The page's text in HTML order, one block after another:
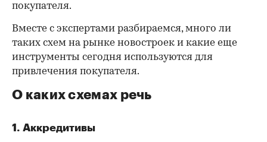
покупателя.
Вместе с экспертами разбираемся, много ли
таких схем на рынке новостроек и какие еще
инструменты сегодня используются для
привлечения покупателя.
О каких схемах речь
1. Аккредитивы